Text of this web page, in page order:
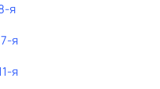
я
я
я